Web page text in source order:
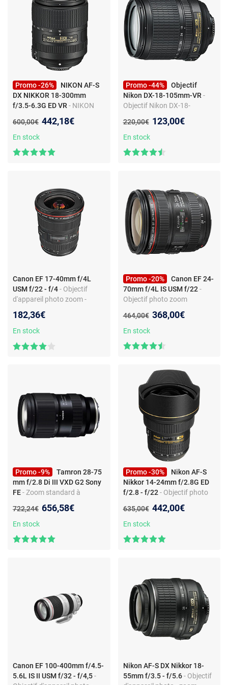
Promo -26%
NIKON AF-S
DX NIKKOR 18-300mm
f/3.5-6.3G ED VR - NIKON
f/3.5-6.3G ED VR
Ancien prix :
600,00€ Nouveau prix :
442,18€
En stock
Promo -44%
Objectif
Nikon DX-18-105mm-VR -
Objectif Nikon DX-18-
Ancien prix :
220,00€ Nouveau prix :
123,00€
En stock
Canon EF 17-40mm f/4L
USM f/22 - f/4- Objectif
d'appareil photo zoom -
Filtre 77 mm
182,36€
En stock
Promo -20%
Canon EF 24-
70mm f/4L IS USM f/22 -
Objectif photo zoom
EF - Stabilisation IS USM -
Macro
Ancien prix :
464,00€ Nouveau prix :
368,00€
En stock
Promo -9%
Tamron 28-75
mm f/2.8 Di III VXD G2 Sony
FE- Zoom standard à
monture Sony FE
Ancien prix :
722,24€ Nouveau prix :
656,58€
En stock
Promo -30%
Nikon AF-S
Nikkor 14-24mm f/2.8G ED
f/2.8 - f/22 - Objectif photo
24mm - monture Nikon F -
plein format
Ancien prix :
635,00€ Nouveau prix :
442,00€
En stock
Canon EF 100-400mm f/4.5-
5.6L IS II USM f/32 - f/4,5-
Nikon AF-S DX Nikkor 18-
55mm f/3.5 - f/5.6 - Objectif